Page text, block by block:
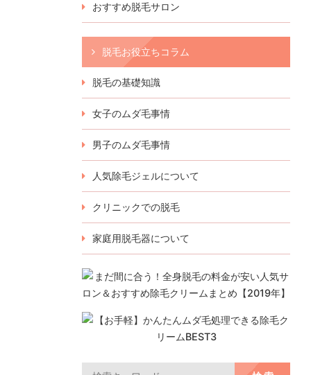
おすすめ脱毛サロン
脱毛お役立ちコラム
脱毛の基礎知識
女子のムダ毛事情
男子のムダ毛事情
人気除毛ジェルについて
クリニックでの脱毛
家庭用脱毛器について